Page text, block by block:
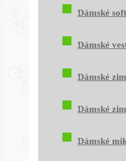
Dámské
Dámské
Dámské
Dámské
Dámské